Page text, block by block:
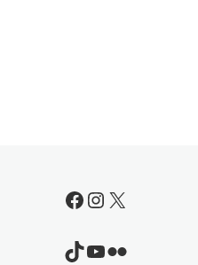
Facebook
Instagram
X
TikTok
YouTube
Flickr